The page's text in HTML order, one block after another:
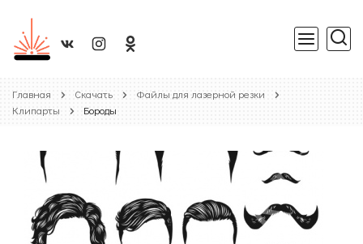
Главная Скачать
Файлы для лазерной резки
Клипарты
Бороды